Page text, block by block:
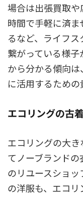
場合は出張買取
時間で手軽に済
るなど、ライフ
繋がっている様
から分かる傾向
に活用するための
エコリングの古
エコリングの大
てノーブランド
のリユースショ
の洋服も、エコリ